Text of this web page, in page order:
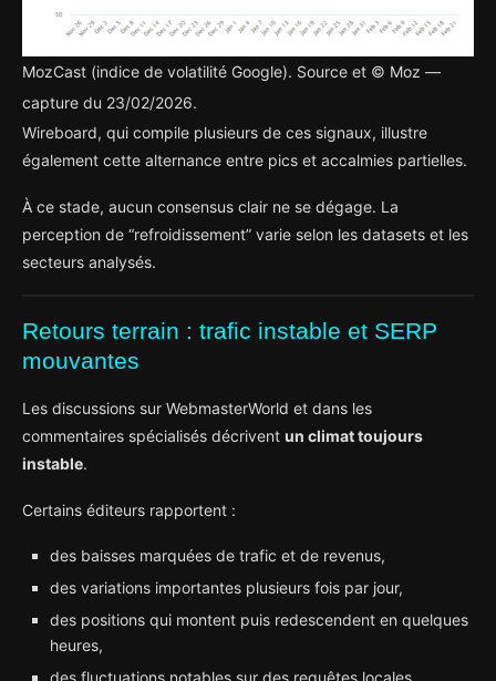
MozCast (indice de volatilité Google). Source et © Moz —
capture du 23/02/2026.
Wireboard, qui compile plusieurs de ces signaux, illustre
également cette alternance entre pics et accalmies partielles.
À ce stade, aucun consensus clair ne se dégage. La
perception de “refroidissement” varie selon les datasets et les
secteurs analysés.
Retours terrain : trafic instable et SERP
mouvantes
Les discussions sur WebmasterWorld et dans les
commentaires spécialisés décrivent un climat toujours
instable.
Certains éditeurs rapportent :
des baisses marquées de trafic et de revenus,
des variations importantes plusieurs fois par jour,
des positions qui montent puis redescendent en quelques
heures,
des fluctuations notables sur des requêtes locales.